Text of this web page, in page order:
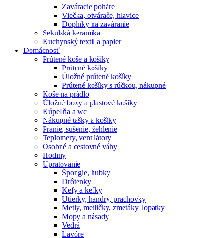
Zaváracie poháre
Viečka, otvárače, hlavice
Doplnky na zaváranie
Sekulská keramika
Kuchynský textil a papier
Domácnosť
Prútené koše a košíky
Prútené košíky
Úložné prútené košíky
Prútené košíky s rúčkou, nákupné
Koše na prádlo
Úložné boxy a plastové košíky
Kúpeľňa a wc
Nákupné tašky a košíky
Pranie, sušenie, žehlenie
Teplomery, ventilátory
Osobné a cestovné váhy
Hodiny
Upratovanie
Špongie, hubky
Drôtenky
Kefy a kefky
Utierky, handry, prachovky
Metly, metličky, zmetáky, lopatky
Mopy a násady
Vedrá
Lavóre